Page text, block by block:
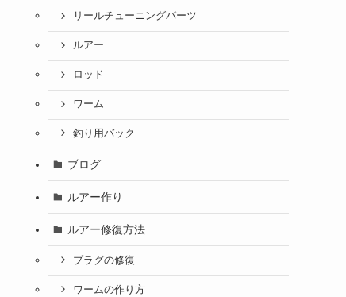
リールチューニングパーツ
ルアー
ロッド
ワーム
釣り用バック
ブログ
ルアー作り
ルアー修復方法
プラグの修復
ワームの作り方